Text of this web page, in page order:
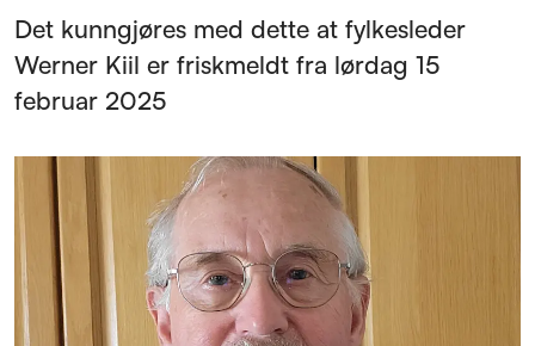
Det kunngjøres med dette at fylkesleder
Werner Kiil er friskmeldt fra lørdag 15
februar 2025